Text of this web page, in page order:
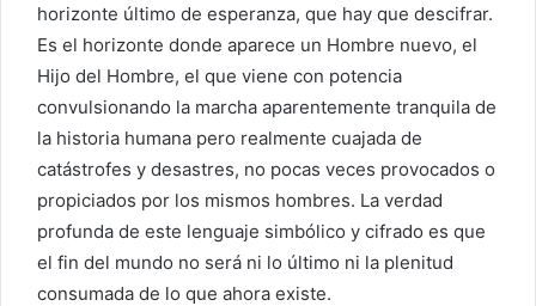
horizonte último de esperanza, que hay que descifrar.
Es el horizonte donde aparece un Hombre nuevo, el
Hijo del Hombre, el que viene con potencia
convulsionando la marcha aparentemente tranquila de
la historia humana pero realmente cuajada de
catástrofes y desastres, no pocas veces provocados o
propiciados por los mismos hombres. La verdad
profunda de este lenguaje simbólico y cifrado es que
el fin del mundo no será ni lo último ni la plenitud
consumada de lo que ahora existe.